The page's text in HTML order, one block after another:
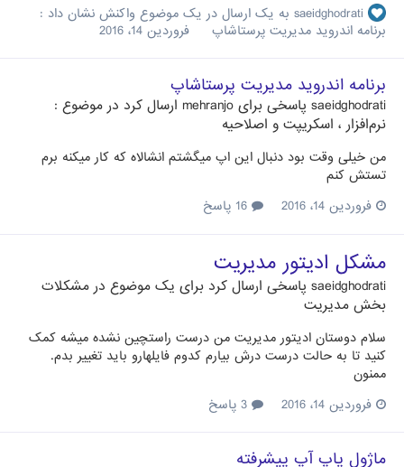
saeidghodrati به یک ارسال در یک موضوع واکنش نشان داد :
برنامه اندروید مدیریت پرستاشاپ
فروردین 14، 2016
برنامه اندروید مدیریت پرستاشاپ
saeidghodrati پاسخی برای mehranjo ارسال کرد در موضوع :
نرم‌افزار ، اسکریپت و اصلاحیه
من خیلی وقت بود دنبال این اپ میگشتم انشالاه که کار میکنه برم
تستش کنم
فروردین 14، 2016
مشکل ادیتور مدیریت
saeidghodrati پاسخی ارسال کرد برای یک موضوع در مشکلات
بخش مدیریت
سلام دوستان ادیتور مدیریت من درست راستچین نشده میشه کمک
کنید تا به حالت درست درش بیارم کدوم فایلهارو باید تغییر بدم.
ممنون
فروردین 14، 2016
ماژول پاپ آپ پیشرفته